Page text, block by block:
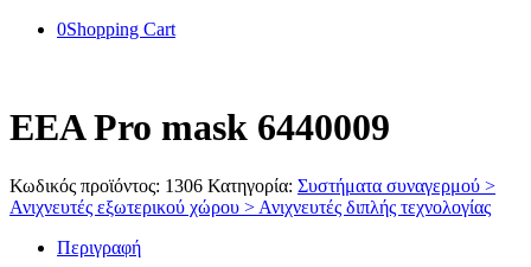
0Shopping Cart
EEA Pro mask 6440009
Κωδικός προϊόντος: 1306 Κατηγορία: Συστήματα συναγερμού >
Ανιχνευτές εξωτερικού χώρου > Ανιχνευτές διπλής τεχνολογίας
Περιγραφή